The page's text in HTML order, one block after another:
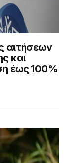
αιτήσεων
και
έως 100%